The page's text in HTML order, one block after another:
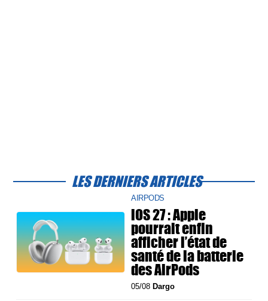
LES DERNIERS ARTICLES
AIRPODS
iOS 27 : Apple
pourrait enfin
afficher l’état de
santé de la batterie
des AirPods
05/08 Dargo